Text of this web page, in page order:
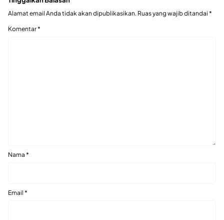
Alamat email Anda tidak akan dipublikasikan. Ruas yang wajib ditandai *
Komentar*
Nama *
Email *